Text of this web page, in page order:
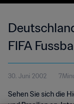
FIFA
Korea/
30. Juni 2002
Sehen Sie sich die